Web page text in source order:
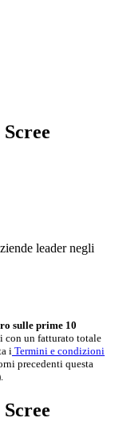
leader negli
sulle prime 10
con un fatturato totale
i Termini e condizioni
precedenti questa